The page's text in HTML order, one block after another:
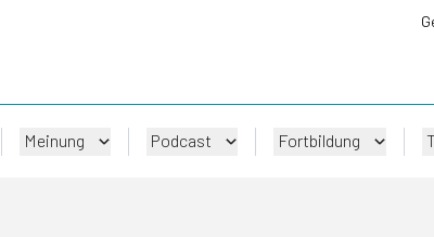
Meinung Podcast Fortbildung